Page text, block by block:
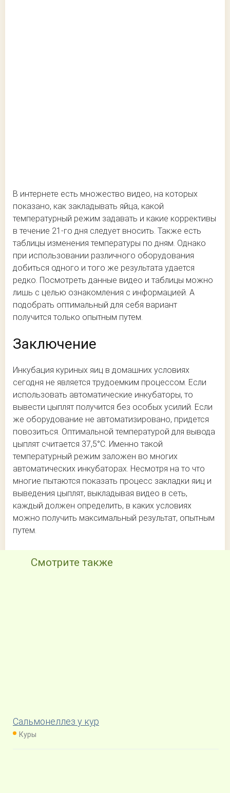
В интернете есть множество видео, на которых
показано, как закладывать яйца, какой
температурный режим задавать и какие коррективы
в течение 21-го дня следует вносить. Также есть
таблицы изменения температуры по дням. Однако
при использовании различного оборудования
добиться одного и того же результата удается
редко. Посмотреть данные видео и таблицы можно
лишь с целью ознакомления с информацией. А
подобрать оптимальный для себя вариант
получится только опытным путем.
Заключение
Инкубация куриных яиц в домашних условиях
сегодня не является трудоемким процессом. Если
использовать автоматические инкубаторы, то
вывести цыплят получится без особых усилий. Если
же оборудование не автоматизировано, придется
повозиться. Оптимальной температурой для вывода
цыплят считается 37,5°С. Именно такой
температурный режим заложен во многих
автоматических инкубаторах. Несмотря на то что
многие пытаются показать процесс закладки яиц и
выведения цыплят, выкладывая видео в сеть,
каждый должен определить, в каких условиях
можно получить максимальный результат, опытным
путем.
Смотрите также
Сальмонеллез у кур
Куры